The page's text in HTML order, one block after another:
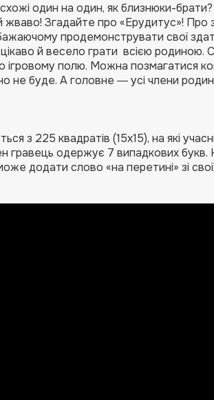
один на один, як близнюки-
жваво! Згадайте про «Ерудитус»! Про
продемонструвати свої
й весело грати всією
ігровому полю. Можна позмагатися
не буде. А головне ― усі члени
з 225 квадратів (15х15), на які
гравець одержує 7 випадкових
додати слово «на перетині» зі